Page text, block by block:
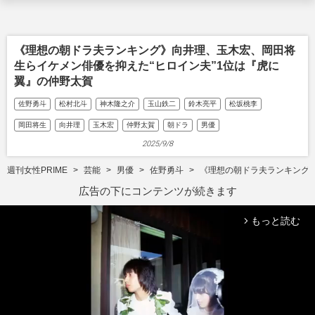
《理想の朝ドラ夫ランキング》向井理、玉木宏、岡田将
生らイケメン俳優を抑えた“ヒロイン夫”1位は『虎に
翼』の仲野太賀
佐野勇斗 松村北斗 神木隆之介 玉山鉄二 鈴木亮平 松坂桃李
岡田将生 向井理 玉木宏 仲野太賀 朝ドラ 男優
2025/9/8
週刊女性PRIME 芸能 男優 佐野勇斗 《理想の朝ドラ夫ランキン
広告の下にコンテンツが続きます
arrow_forward_ios もっと読む